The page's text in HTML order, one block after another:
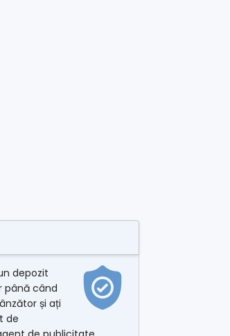
depozit
când
și ați
de